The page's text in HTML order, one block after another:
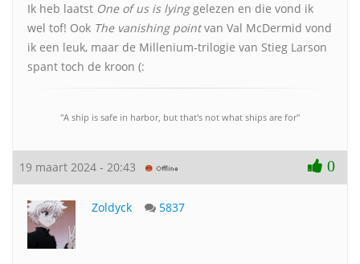
Ik heb laatst One of us is lyinggelezen en die vond ik
wel tof! Ook The vanishing pointvan Val McDermid vond
ik een leuk, maar de Millenium-trilogie van Stieg Larson
spant toch de kroon (:
"A ship is safe in harbor, but that's not what ships are for"
19 maart 2024 - 20:43 0
Zoldyck 5837